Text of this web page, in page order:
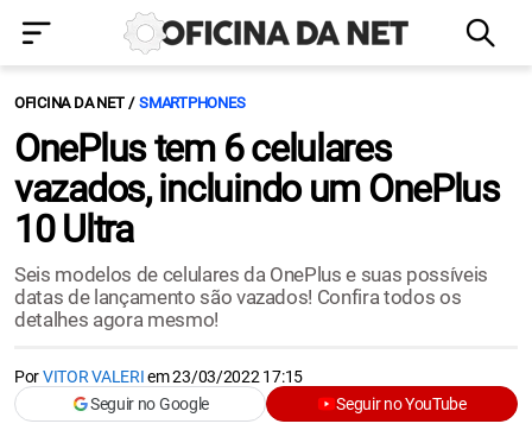
OFICINA DA NET SMARTPHONES
OnePlus tem 6 celulares
vazados, incluindo um OnePlus
10 Ultra
Seis modelos de celulares da OnePlus e suas possíveis
datas de lançamento são vazados! Confira todos os
detalhes agora mesmo!
PorVITOR VALERIem23/03/2022 17:15
Seguir no Google
Seguir no YouTube